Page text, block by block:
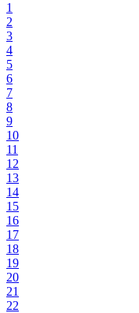
1
2
3
4
5
6
7
8
9
10
11
12
13
14
15
16
17
18
19
20
21
22